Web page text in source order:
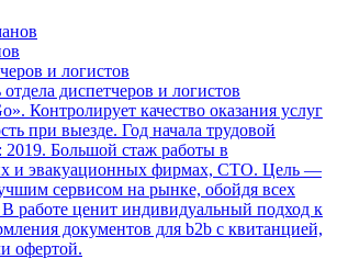
и логистов
диспетчеров и логистов
Контролирует качество оказания услуг
при выезде. Год начала трудовой
2019. Большой стаж работы в
и эвакуационных фирмах, СТО. Цель —
сервисом на рынке, обойдя всех
работе ценит индивидуальный подход к
документов для b2b с квитанцией,
офертой.